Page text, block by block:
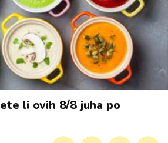
li ovih 8/8 juha po